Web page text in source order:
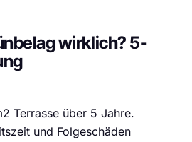
wirklich? 5-
Terrasse über 5 Jahre.
und Folgeschäden